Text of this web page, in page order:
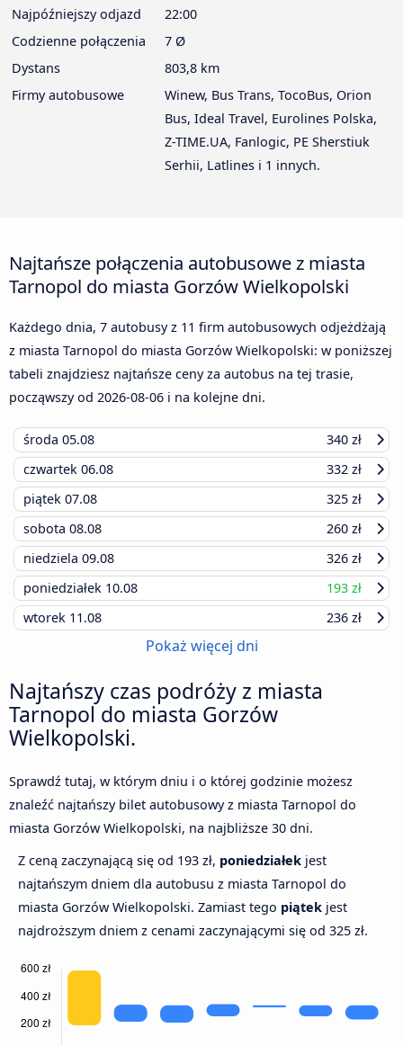
Najpóźniejszy odjazd
22:00
Codzienne połączenia
7 Ø
Dystans
803,8 km
Firmy autobusowe
Winew, Bus Trans, TocoBus, Orion
Bus, Ideal Travel, Eurolines Polska,
Z-TIME.UA, Fanlogic, PE Sherstiuk
Serhii, Latlines i 1 innych.
Najtańsze połączenia autobusowe z miasta
Tarnopol do miasta Gorzów Wielkopolski
Każdego dnia, 7 autobusy z 11 firm autobusowych odjeżdżają
z miasta Tarnopol do miasta Gorzów Wielkopolski: w poniższej
tabeli znajdziesz najtańsze ceny za autobus na tej trasie,
począwszy od 2026-08-06 i na kolejne dni.
środa 05.08
340 zł
czwartek 06.08
332 zł
piątek 07.08
325 zł
sobota 08.08
260 zł
niedziela 09.08
326 zł
poniedziałek 10.08
193 zł
wtorek 11.08 236 zł
Pokaż więcej dni
Najtańszy czas podróży z miasta
Tarnopol do miasta Gorzów
Wielkopolski.
Sprawdź tutaj, w którym dniu i o której godzinie możesz
znaleźć najtańszy bilet autobusowy z miasta Tarnopol do
miasta Gorzów Wielkopolski, na najbliższe 30 dni.
Z ceną zaczynającą się od 193 zł, poniedziałek jest
najtańszym dniem dla autobusu z miasta Tarnopol do
miasta Gorzów Wielkopolski. Zamiast tego piątek jest
najdroższym dniem z cenami zaczynającymi się od 325 zł.